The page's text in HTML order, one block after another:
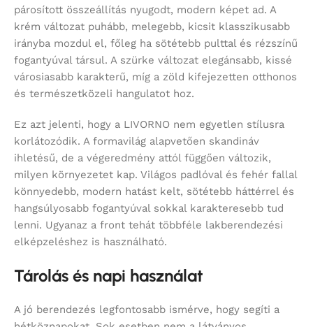
párosított összeállítás nyugodt, modern képet ad. A
krém változat puhább, melegebb, kicsit klasszikusabb
irányba mozdul el, főleg ha sötétebb pulttal és rézszínű
fogantyúval társul. A szürke változat elegánsabb, kissé
városiasabb karakterű, míg a zöld kifejezetten otthonos
és természetközeli hangulatot hoz.
Ez azt jelenti, hogy a LIVORNO nem egyetlen stílusra
korlátozódik. A formavilág alapvetően skandináv
ihletésű, de a végeredmény attól függően változik,
milyen környezetet kap. Világos padlóval és fehér fallal
könnyedebb, modern hatást kelt, sötétebb háttérrel és
hangsúlyosabb fogantyúval sokkal karakteresebb tud
lenni. Ugyanaz a front tehát többféle lakberendezési
elképzeléshez is használható.
Tárolás és napi használat
A jó berendezés legfontosabb ismérve, hogy segíti a